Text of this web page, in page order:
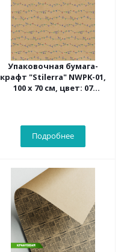
Упаковочная бумага-
крафт "Stilerra" NWPK-01,
100 х 70 см, цвет: 07
Подробнее